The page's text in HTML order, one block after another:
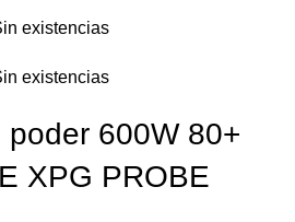
existencias
existencias
poder 600W 80+
XPG PROBE